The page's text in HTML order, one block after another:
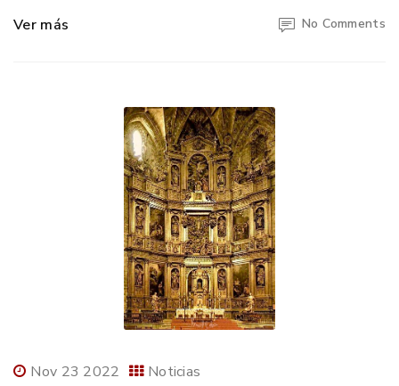
Ver más No Comments
Nov 23 2022 Noticias